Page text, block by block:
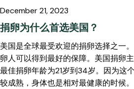
December 21, 2023
捐卵为什么首选美国？
美国是全球最受欢迎的捐卵选择之一
卵人可以得到最好的保障。美国捐卵
最佳捐卵年龄为21岁到34岁。因为这
较成熟，身体也是相对最健康的时候